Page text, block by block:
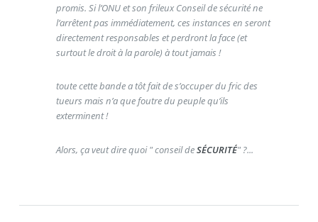
promis. Si l’ONU et son frileux Conseil de sécurité ne
l’arrêtent pas immédiatement, ces instances en seront
directement responsables et perdront la face (et
surtout le droit à la parole) à tout jamais !
toute cette bande a tôt fait de s’occuper du fric des
tueurs mais n’a que foutre du peuple qu’ils
exterminent !
Alors, ça veut dire quoi " conseil deSÉCURITÉ" ?...